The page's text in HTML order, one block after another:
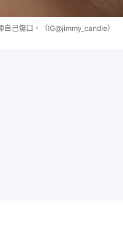
己傷口。（IG@jimmy_candle）